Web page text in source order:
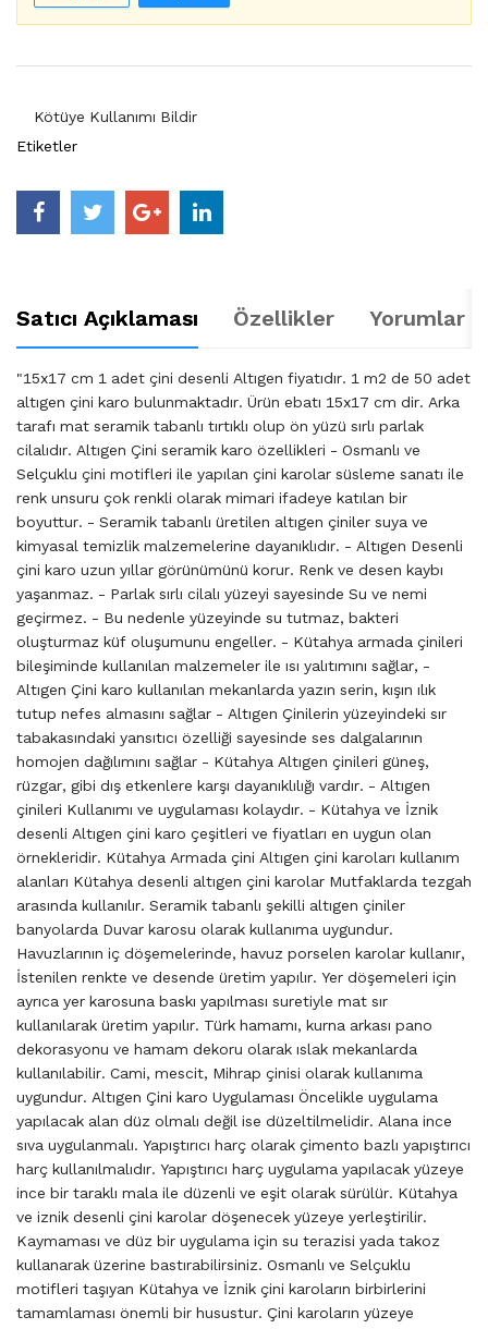
Kötüye Kullanımı Bildir
Etiketler
Satıcı Açıklaması Özellikler Yorumlar
"15x17 cm 1 adet çini desenli Altıgen fiyatıdır. 1 m2 de 50 adet
altıgen çini karo bulunmaktadır. Ürün ebatı 15x17 cm dir. Arka
tarafı mat seramik tabanlı tırtıklı olup ön yüzü sırlı parlak
cilalıdır. Altıgen Çini seramik karo özellikleri - Osmanlı ve
Selçuklu çini motifleri ile yapılan çini karolar süsleme sanatı ile
renk unsuru çok renkli olarak mimari ifadeye katılan bir
boyuttur. - Seramik tabanlı üretilen altıgen çiniler suya ve
kimyasal temizlik malzemelerine dayanıklıdır. - Altıgen Desenli
çini karo uzun yıllar görünümünü korur. Renk ve desen kaybı
yaşanmaz. - Parlak sırlı cilalı yüzeyi sayesinde Su ve nemi
geçirmez. - Bu nedenle yüzeyinde su tutmaz, bakteri
oluşturmaz küf oluşumunu engeller. - Kütahya armada çinileri
bileşiminde kullanılan malzemeler ile ısı yalıtımını sağlar, -
Altıgen Çini karo kullanılan mekanlarda yazın serin, kışın ılık
tutup nefes almasını sağlar - Altıgen Çinilerin yüzeyindeki sır
tabakasındaki yansıtıcı özelliği sayesinde ses dalgalarının
homojen dağılımını sağlar - Kütahya Altıgen çinileri güneş,
rüzgar, gibi dış etkenlere karşı dayanıklılığı vardır. - Altıgen
çinileri Kullanımı ve uygulaması kolaydır. - Kütahya ve İznik
desenli Altıgen çini karo çeşitleri ve fiyatları en uygun olan
örnekleridir. Kütahya Armada çini Altıgen çini karoları kullanım
alanları Kütahya desenli altıgen çini karolar Mutfaklarda tezgah
arasında kullanılır. Seramik tabanlı şekilli altıgen çiniler
banyolarda Duvar karosu olarak kullanıma uygundur.
Havuzlarının iç döşemelerinde, havuz porselen karolar kullanır,
İstenilen renkte ve desende üretim yapılır. Yer döşemeleri için
ayrıca yer karosuna baskı yapılması suretiyle mat sır
kullanılarak üretim yapılır. Türk hamamı, kurna arkası pano
dekorasyonu ve hamam dekoru olarak ıslak mekanlarda
kullanılabilir. Cami, mescit, Mihrap çinisi olarak kullanıma
uygundur. Altıgen Çini karo Uygulaması Öncelikle uygulama
yapılacak alan düz olmalı değil ise düzeltilmelidir. Alana ince
sıva uygulanmalı. Yapıştırıcı harç olarak çimento bazlı yapıştırıcı
harç kullanılmalıdır. Yapıştırıcı harç uygulama yapılacak yüzeye
ince bir taraklı mala ile düzenli ve eşit olarak sürülür. Kütahya
ve iznik desenli çini karolar döşenecek yüzeye yerleştirilir.
Kaymaması ve düz bir uygulama için su terazisi yada takoz
kullanarak üzerine bastırabilirsiniz. Osmanlı ve Selçuklu
motifleri taşıyan Kütahya ve İznik çini karoların birbirlerini
tamamlaması önemli bir husustur. Çini karoların yüzeye